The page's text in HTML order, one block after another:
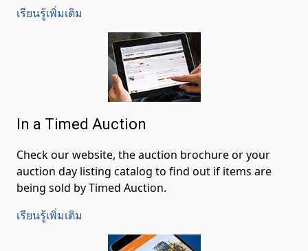
เรียนรู้เพิ่มเติม
In a Timed Auction
Check our website, the auction brochure or your
auction day listing catalog to find out if items are
being sold by Timed Auction.
เรียนรู้เพิ่มเติม